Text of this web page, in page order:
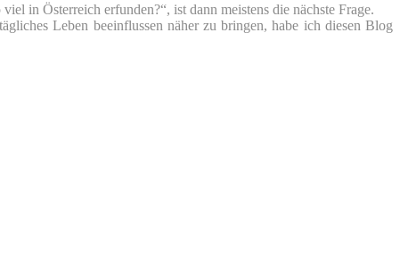
in Österreich erfunden?“, ist dann meistens die nächste Frage.
Leben beeinflussen näher zu bringen, habe ich diesen Blog